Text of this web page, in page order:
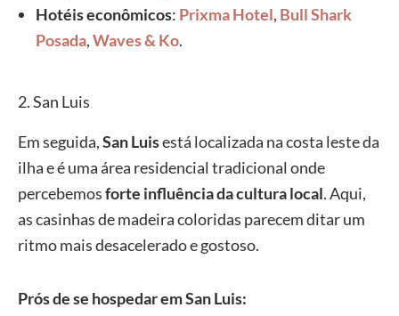
Hotéis econômicos: Prixma Hotel, Bull Shark
Posada,Waves & Ko.
2. San Luis
Em seguida,San Luisestá localizada na costa leste da
ilha e é uma área residencial tradicional onde
percebemosforte influência da cultura local. Aqui,
as casinhas de madeira coloridas parecem ditar um
ritmo mais desacelerado e gostoso.
Prós de se hospedar em San Luis: